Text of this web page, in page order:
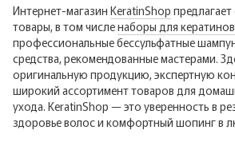
Интернет-магазин KeratinShop
товары, в том численаборы для
профессиональные бессульфатные
средства, рекомендованные мастерами.
оригинальную продукцию, экспертную
широкий ассортимент товаров для
ухода. KeratinShop — это уверенность в
здоровье волос и комфортный шопинг в